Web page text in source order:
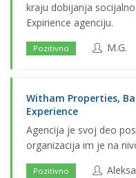
kraju dobijanja
Expirience agenciju.
Pozitivno M.G.
Witham Properties,
Experience
Agencija je svoj deo
organizacija im je na
Pozitivno